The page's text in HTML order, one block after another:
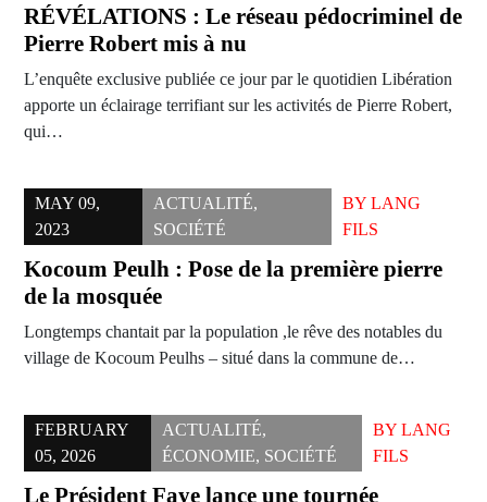
RÉVÉLATIONS : Le réseau pédocriminel de
Pierre Robert mis à nu
L’enquête exclusive publiée ce jour par le quotidien Libération
apporte un éclairage terrifiant sur les activités de Pierre Robert,
qui…
MAY 09,
2023
ACTUALITÉ,
SOCIÉTÉ
BYLANG
FILS
Kocoum Peulh : Pose de la première pierre
de la mosquée
Longtemps chantait par la population ,le rêve des notables du
village de Kocoum Peulhs – situé dans la commune de…
FEBRUARY
05, 2026
ACTUALITÉ,
ÉCONOMIE, SOCIÉTÉ
BYLANG
FILS
Le Président Faye lance une tournée